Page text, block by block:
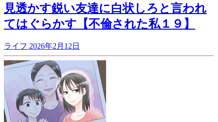
見透かす鋭い友達に白状しろと言われ
てはぐらかす【不倫された私１９】
ライフ 2026年2月12日